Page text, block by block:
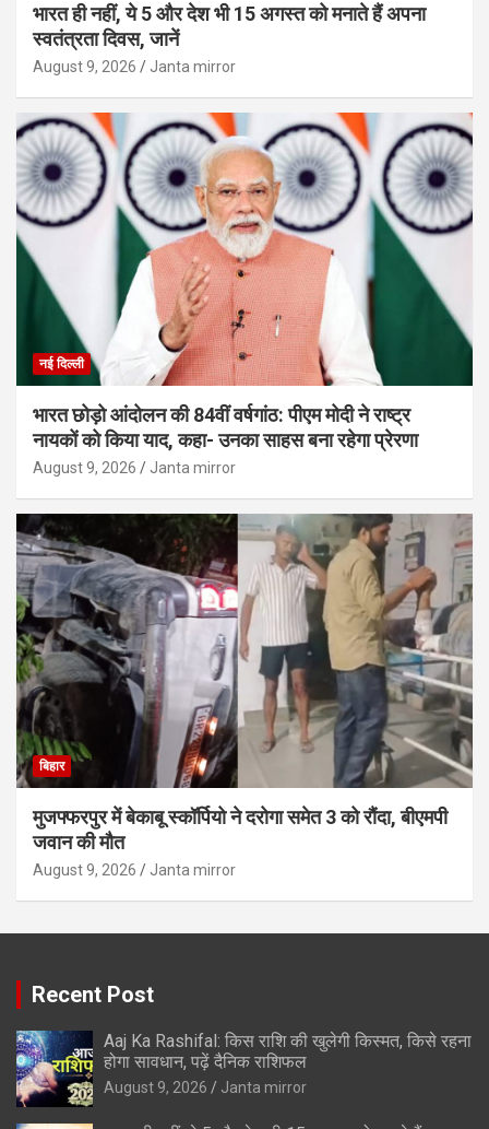
भारत ही नहीं, ये 5 और देश भी 15 अगस्त को मनाते हैं अपना
स्वतंत्रता दिवस, जानें
August 9, 2026 Janta mirror
नई दिल्ली
भारत छोड़ो आंदोलन की 84वीं वर्षगांठ: पीएम मोदी ने राष्ट्र
नायकों को किया याद, कहा- उनका साहस बना रहेगा प्रेरणा
August 9, 2026 Janta mirror
बिहार
मुजफ्फरपुर में बेकाबू स्कॉर्पियो ने दरोगा समेत 3 को रौंदा, बीएमपी
जवान की मौत
August 9, 2026 Janta mirror
Recent Post
Aaj Ka Rashifal: किस राशि की खुलेगी किस्मत, किसे रहना
होगा सावधान, पढ़ें दैनिक राशिफल
August 9, 2026 Janta mirror